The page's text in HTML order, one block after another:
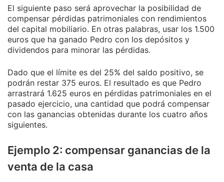
El siguiente paso será aprovechar la posibilidad de
compensar pérdidas patrimoniales con rendimientos
del capital mobiliario. En otras palabras, usar los 1.500
euros que ha ganado Pedro con los depósitos y
dividendos para minorar las pérdidas.
Dado que el límite es del 25% del saldo positivo, se
podrán restar 375 euros. El resultado es que Pedro
arrastrará 1.625 euros en pérdidas patrimoniales en el
pasado ejercicio, una cantidad que podrá compensar
con las ganancias obtenidas durante los cuatro años
siguientes.
Ejemplo 2: compensar ganancias de la
venta de la casa